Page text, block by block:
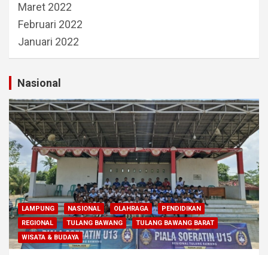
Maret 2022
Februari 2022
Januari 2022
Nasional
LAMPUNG NASIONAL OLAHRAGA
PENDIDIKAN
REGIONAL
TULANG BAWANG
TULANG BAWANG BARAT
WISATA & BUDAYA